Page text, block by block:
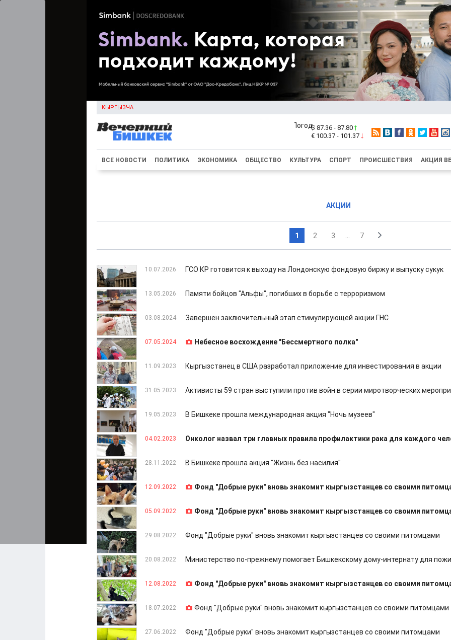
КЫРГЫЗЧА
$ 87.36 - 87.80
€ 100.37 - 101.37
ВСЕ НОВОСТИ ПОЛИТИКА ЭКОНОМИКА ОБЩЕСТВО КУЛЬТУРА СПОРТ ПРОИСШЕСТВИЯ АКЦИЯ
АКЦИИ
1 2 3 7
10.07.2026 ГСО КР готовится к выходу на Лондонскую фондовую биржу и выпуску сукук
13.05.2026 Памяти бойцов "Альфы", погибших в борьбе с терроризмом
03.08.2024 Завершен заключительный этап стимулирующей акции ГНС
07.05.2024 Небесное восхождение "Бессмертного полка"
11.09.2023 Кыргызстанец в США разработал приложение для инвестирования в акции
31.05.2023 Активисты 59 стран выступили против войн в серии миротворческих
19.05.2023 В Бишкеке прошла международная акция "Ночь музеев"
04.02.2023 Онколог назвал три главных правила профилактики рака для каждого
28.11.2022 В Бишкеке прошла акция "Жизнь без насилия"
12.09.2022 Фонд "Добрые руки" вновь знакомит кыргызстанцев со своими
05.09.2022 Фонд "Добрые руки" вновь знакомит кыргызстанцев со своими
29.08.2022 Фонд "Добрые руки" вновь знакомит кыргызстанцев со своими питомцами
20.08.2022 Министерство по-прежнему помогает Бишкекскому дому-интернату для
12.08.2022 Фонд "Добрые руки" вновь знакомит кыргызстанцев со своими
18.07.2022 Фонд "Добрые руки" вновь знакомит кыргызстанцев со своими питомцами
27.06.2022 Фонд "Добрые руки" вновь знакомит кыргызстанцев со своими питомцами